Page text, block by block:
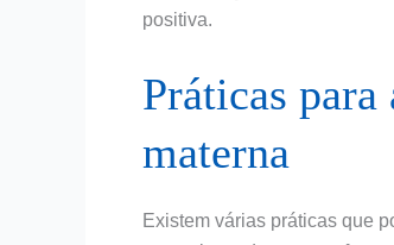
positiva.
Práticas
materna
Existem várias práticas que